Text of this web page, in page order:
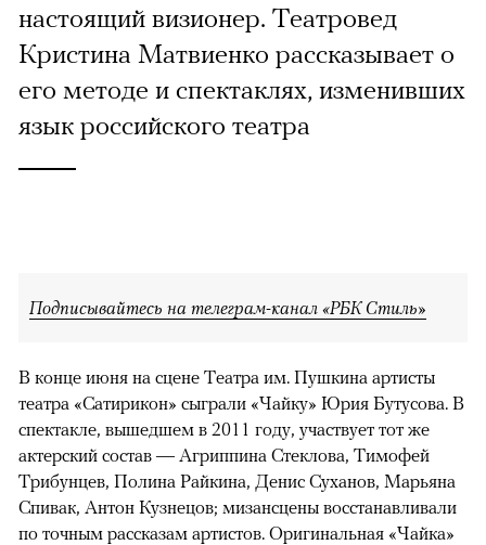
настоящий визионер. Театровед
Кристина Матвиенко рассказывает о
его методе и спектаклях, изменивших
язык российского театра
Подписывайтесь на телеграм-канал «РБК Стиль»
В конце июня на сцене Театра им. Пушкина артисты
театра «Сатирикон» сыграли «Чайку» Юрия Бутусова. В
спектакле, вышедшем в 2011 году, участвует тот же
актерский состав — Агриппина Стеклова, Тимофей
Трибунцев, Полина Райкина, Денис Суханов, Марьяна
Спивак, Антон Кузнецов; мизансцены восстанавливали
по точным рассказам артистов. Оригинальная «Чайка»